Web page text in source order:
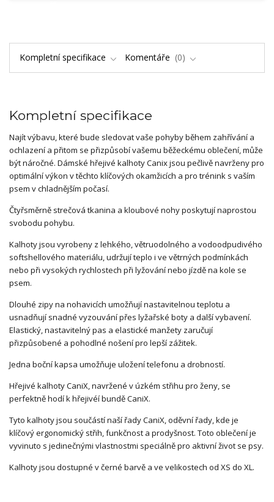
Kompletní specifikace Komentáře 0
Kompletní specifikace
Najít výbavu, které bude sledovat vaše pohyby během zahřívání a
ochlazení a přitom se přizpůsobí vašemu běžeckému oblečení, může
být náročné. Dámské hřejivé kalhoty Canix jsou pečlivě navrženy pro
optimální výkon v těchto klíčových okamžicích a pro trénink s vaším
psem v chladnějším počasí.
Čtyřsměrně strečová tkanina a kloubové nohy poskytují naprostou
svobodu pohybu.
Kalhoty jsou vyrobeny z lehkého, větruodolného a vodoodpudivého
softshellového materiálu, udržují teplo i ve větrných podmínkách
nebo při vysokých rychlostech při lyžování nebo jízdě na kole se
psem.
Dlouhé zipy na nohavicích umožňují nastavitelnou teplotu a
usnadňují snadné vyzouvání přes lyžařské boty a další vybavení.
Elastický, nastavitelný pas a elastické manžety zaručují
přizpůsobené a pohodlné nošení pro lepší zážitek.
Jedna boční kapsa umožňuje uložení telefonu a drobností.
Hřejivé kalhoty CaniX, navržené v úzkém střihu pro ženy, se
perfektně hodí k hřejivéí bundě CaniX.
Tyto kalhoty jsou součástí naší řady CaniX, oděvní řady, kde je
klíčový ergonomický střih, funkčnost a prodyšnost. Toto oblečení je
vyvinuto s jedinečnými vlastnostmi speciálně pro aktivní život se psy.
Kalhoty jsou dostupné v černé barvě a ve velikostech od XS do XL.